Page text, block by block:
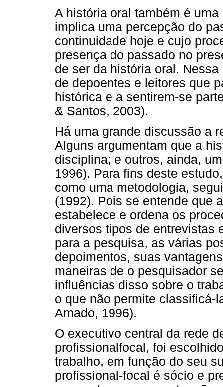
A história oral também é
implica uma percepção do
continuidade hoje e cujo
presença do passado no
de ser da história oral.
de depoentes e leitores que
histórica e a sentirem-se
& Santos, 2003).
Há uma grande discussão a
Alguns argumentam que a
disciplina; e outros, ainda,
1996). Para fins deste
como uma metodologia,
(1992). Pois se entende que
estabelece e ordena os
diversos tipos de entrevistas
para a pesquisa, as várias
depoimentos, suas
maneiras de o pesquisador
influências disso sobre o
o que não permite classificá-
Amado, 1996).
O executivo central da rede
profissionalfocal, foi
trabalho, em função do seu
profissional-focal é sócio e